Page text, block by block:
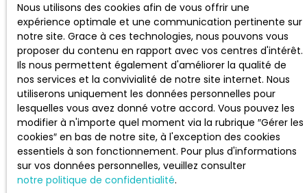
Estimez votre bien
Vendre avec nous
Espace vendeur
Gestion locative
Nous contacter
INFORMATIONS
Nous utilisons des cookies afin de vous offrir une
expérience optimale et une communication pertinente sur
notre site. Grace à ces technologies, nous pouvons vous
proposer du contenu en rapport avec vos centres d'intérêt.
Ils nous permettent également d'améliorer la qualité de
nos services et la convivialité de notre site internet. Nous
utiliserons uniquement les données personnelles pour
lesquelles vous avez donné votre accord. Vous pouvez les
modifier à n'importe quel moment via la rubrique ″Gérer les
cookies″ en bas de notre site, à l'exception des cookies
essentiels à son fonctionnement. Pour plus d'informations
sur vos données personnelles, veuillez consulter
notre politique de confidentialité.